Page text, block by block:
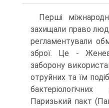
Перші
захищали право
регламентували
зброї. Це -
заборону
отруйних та їм
Паризький пакт